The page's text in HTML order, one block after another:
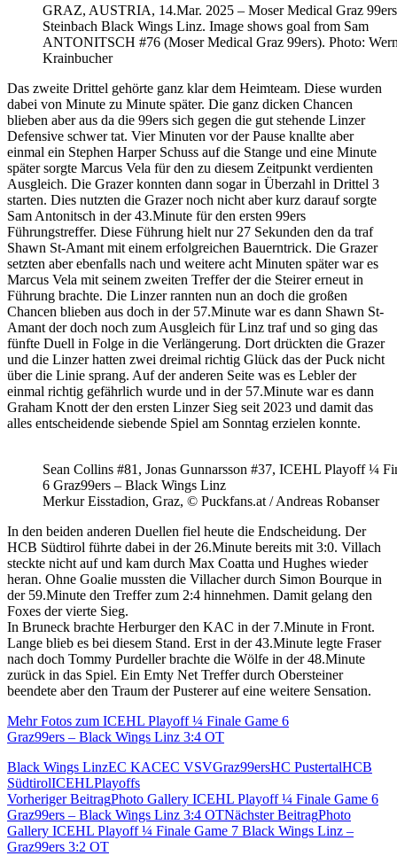
GRAZ, AUSTRIA, 14.Mar. 2025 – Moser Medical Graz
Steinbach Black Wings Linz. Image shows goal from Sam
ANTONITSCH #76 (Moser Medical Graz 99ers). Photo:
Krainbucher
Das zweite Drittel gehörte ganz klar dem Heimteam. Diese wurden
dabei von Minute zu Minute später. Die ganz dicken Chancen
blieben aber aus da die 99ers sich gegen die gut stehende Linzer
Defensive schwer tat. Vier Minuten vor der Pause knallte aber
einmal ein Stephen Harper Schuss auf die Stange und eine Minute
später sorgte Marcus Vela für den zu diesem Zeitpunkt verdienten
Ausgleich. Die Grazer konnten dann sogar in Überzahl in Drittel 3
starten. Dies nutzten die Grazer noch nicht aber kurz darauf sorgte
Sam Antonitsch in der 43.Minute für den ersten 99ers
Führungstreffer. Diese Führung hielt nur 27 Sekunden den da traf
Shawn St-Amant mit einem erfolgreichen Bauerntrick. Die Grazer
setzten aber ebenfalls nach und weitere acht Minuten später war es
Marcus Vela mit seinem zweiten Treffer der die Steirer erneut in
Führung brachte. Die Linzer rannten nun an doch die großen
Chancen blieben aus doch in der 57.Minute war es dann Shawn St-
Amant der doch noch zum Ausgleich für Linz traf und so ging das
fünfte Duell in Folge in die Verlängerung. Dort drückten die Grazer
und die Linzer hatten zwei dreimal richtig Glück das der Puck nicht
über die Linie sprang. Auf der anderen Seite was es Lebler der
einmal richtig gefährlich wurde und in der 57.Minute war es dann
Graham Knott der den ersten Linzer Sieg seit 2023 und damit das
alles entscheidende siebende Spiel am Sonntag erzielen konnte.
Sean Collins #81, Jonas Gunnarsson #37, ICEHL Playoff ¼
6 Graz99ers – Black Wings Linz
Merkur Eisstadion, Graz, © Puckfans.at / Andreas Robanser
In den beiden anderen Duellen fiel heute die Endscheidung. Der
HCB Südtirol führte dabei in der 26.Minute bereits mit 3:0. Villach
steckte nicht auf und kam durch Max Coatta und Hughes wieder
heran. Ohne Goalie mussten die Villacher durch Simon Bourque in
der 59.Minute den Treffer zum 2:4 hinnehmen. Damit gelang den
Foxes der vierte Sieg.
In Bruneck brachte Herburger den KAC in der 7.Minute in Front.
Lange blieb es bei diesem Stand. Erst in der 43.Minute legte Fraser
nach doch Tommy Purdeller brachte die Wölfe in der 48.Minute
zurück in das Spiel. Ein Emty Net Treffer durch Obersteiner
beendete aber den Traum der Pusterer auf eine weitere Sensation.
Mehr Fotos zum ICEHL Playoff ¼ Finale Game 6
Graz99ers – Black Wings Linz 3:4 OT
Black Wings LinzEC KACEC VSVGraz99ersHC PustertalHCB
SüdtirolICEHLPlayoffs
Beitragsnavigation
Vorheriger BeitragPhoto Gallery ICEHL Playoff ¼ Finale Game 6
Graz99ers – Black Wings Linz 3:4 OTNächster BeitragPhoto
Gallery ICEHL Playoff ¼ Finale Game 7 Black Wings Linz –
Graz99ers 3:2 OT